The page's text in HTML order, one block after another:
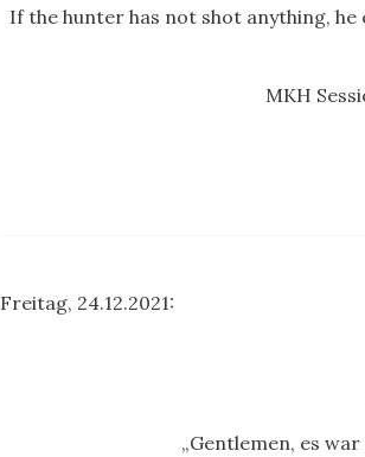
If the hunter has not shot anything, he
MKH
Freitag, 24.12.2021:
„Gentlemen, es